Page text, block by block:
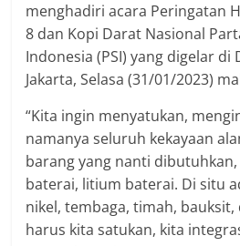
menghadiri acara Peringatan
8 dan Kopi Darat Nasional
Indonesia (PSI) yang digelar di
Jakarta, Selasa (31/01/2023)
“Kita ingin menyatukan,
namanya seluruh kekayaan
barang yang nanti dibutuhkan,
baterai, litium baterai. Di situ
nikel, tembaga, timah, bauksit,
harus kita satukan, kita